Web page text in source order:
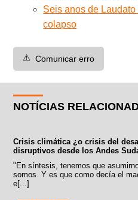
Seis anos de
colapso
⚠️ Comunicar erro
NOTÍCIAS
Crisis climática ¿o crisis del
disruptivos desde los Andes
"En síntesis, tenemos que
somos. Y es que como decía el
e[...]